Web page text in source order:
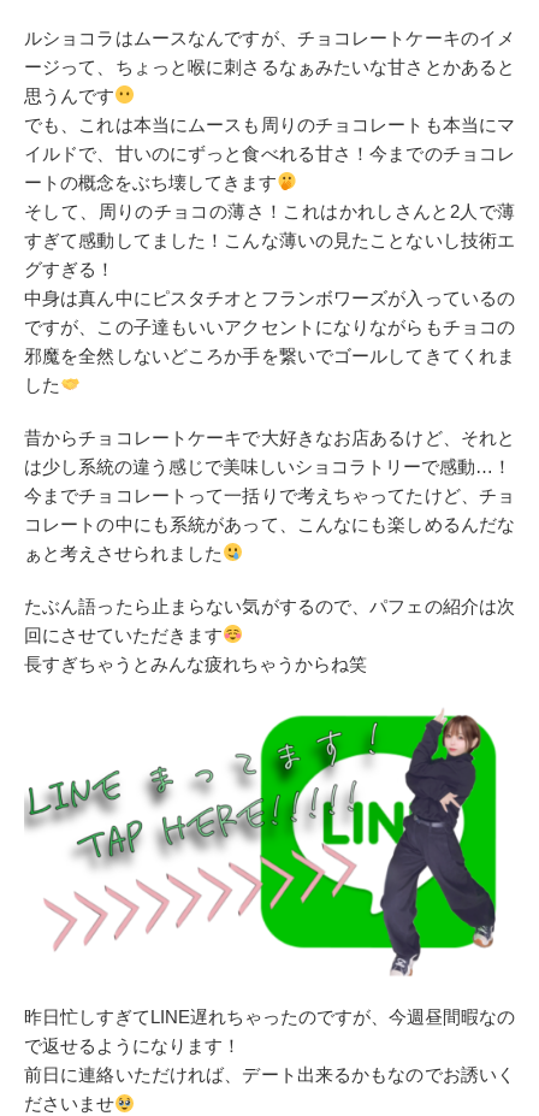
ルショコラはムースなんですが、チョコレートケーキのイメ
ージって、ちょっと喉に刺さるなぁみたいな甘さとかあると
思うんです
でも、これは本当にムースも周りのチョコレートも本当にマ
イルドで、甘いのにずっと食べれる甘さ！今までのチョコレ
ートの概念をぶち壊してきます
そして、周りのチョコの薄さ！これはかれしさんと2人で薄
すぎて感動してました！こんな薄いの見たことないし技術エ
グすぎる！
中身は真ん中にピスタチオとフランボワーズが入っているの
ですが、この子達もいいアクセントになりながらもチョコの
邪魔を全然しないどころか手を繋いでゴールしてきてくれま
した
昔からチョコレートケーキで大好きなお店あるけど、それと
は少し系統の違う感じで美味しいショコラトリーで感動…！
今までチョコレートって一括りで考えちゃってたけど、チョ
コレートの中にも系統があって、こんなにも楽しめるんだな
ぁと考えさせられました
たぶん語ったら止まらない気がするので、パフェの紹介は次
回にさせていただきます
長すぎちゃうとみんな疲れちゃうからね笑
昨日忙しすぎてLINE遅れちゃったのですが、今週昼間暇なの
で返せるようになります！
前日に連絡いただければ、デート出来るかもなのでお誘いく
ださいませ